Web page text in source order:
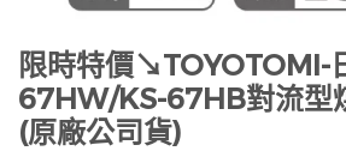
限時特價↘TOYOTOMI-
67HW/KS-67HB對流型
(原廠公司貨)